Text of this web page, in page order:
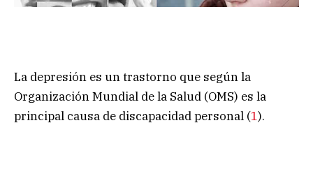
La depresión es un trastorno que según la
Organización Mundial de la Salud (OMS) es la
principal causa de discapacidad personal (1).